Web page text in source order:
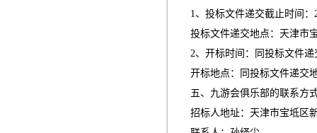
1、投标文件递交截止时间：
投标文件递交地点：天津市
2、开标时间：同投标文件递
开标地点：同投标文件递交
五、九游会俱乐部的联系方
招标人地址：天津市宝坻区